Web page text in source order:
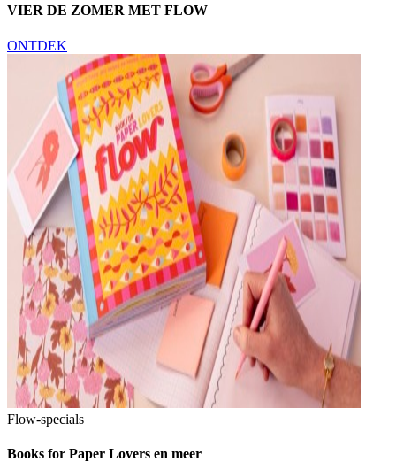
VIER DE ZOMER MET FLOW
ONTDEK
Flow-specials
Books for Paper Lovers en meer